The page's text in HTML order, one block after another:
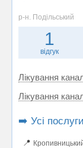
р-н. Подільський
1
відгук
Лікування
Лікування
➡️ Усі
📍